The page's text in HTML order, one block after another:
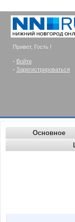
Привет, Гость !
- Войти
- Зарегистрироваться
Основное